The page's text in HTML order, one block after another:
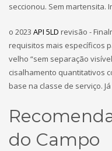
seccionou. Sem martensita.
o 2023 API 5LD revisão -
requisitos mais específicos
velho “sem separação
cisalhamento quantitativos
base na classe de serviço.
do Campo